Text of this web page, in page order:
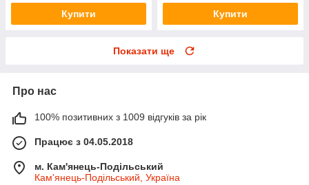
Купити Купити
Показати ще
Про нас
100% позитивних з 1009 відгуків за рік
Працює з 04.05.2018
м. Кам'янець-Подільський
Кам'янець-Подільський, Україна